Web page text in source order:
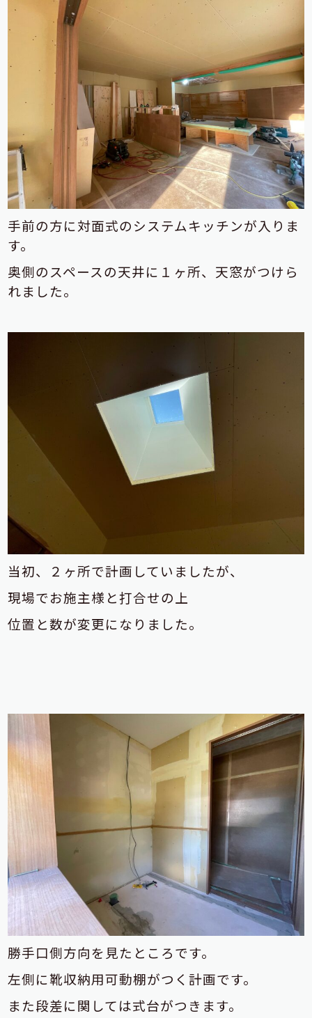
手前の方に対面式のシステムキッチンが入りま
す。
奥側のスペースの天井に１ヶ所、天窓がつけら
れました。
当初、２ヶ所で計画していましたが、
現場でお施主様と打合せの上
位置と数が変更になりました。
勝手口側方向を見たところです。
左側に靴収納用可動棚がつく計画です。
また段差に関しては式台がつきます。